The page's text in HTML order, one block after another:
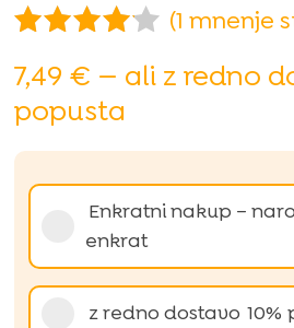
z4.00
od 5 na
ocene
stranke
(1 mnenje
7,49 € — ali z redno
popusta
Izberi
nakupa
Enkratni nakup –
enkrat
z redno dostavo 10%